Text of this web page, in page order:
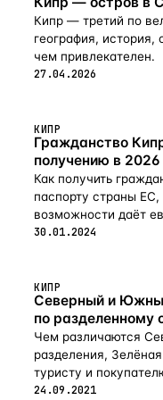
дарит возможность
образом жизни в его
планировка и высокок
Сад Расположение:
до Лимассола 60 мин
на Кипре – отличная
место для
отличное
Кипр — третий по
география, история,
чем привлекателен.
27.04.2026
КИПР
Гражданство
получению в 2026
Как получить
паспорту страны
возможности даёт
30.01.2024
КИПР
Северный и
по разделенному
Чем различаются
разделения,
туристу и
24.09.2021